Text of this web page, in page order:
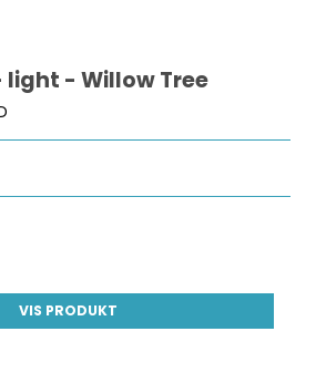
light - Willow Tree
VIS PRODUKT